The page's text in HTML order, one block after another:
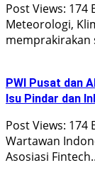
Post Views: 174
Meteorologi,
PWI Pusat dan
Isu Pindar dan
Post Views: 174
Wartawan
Asosiasi